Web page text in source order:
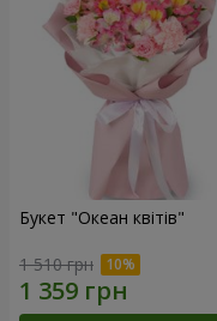
Букет "Океан квітів"
1 510 грн